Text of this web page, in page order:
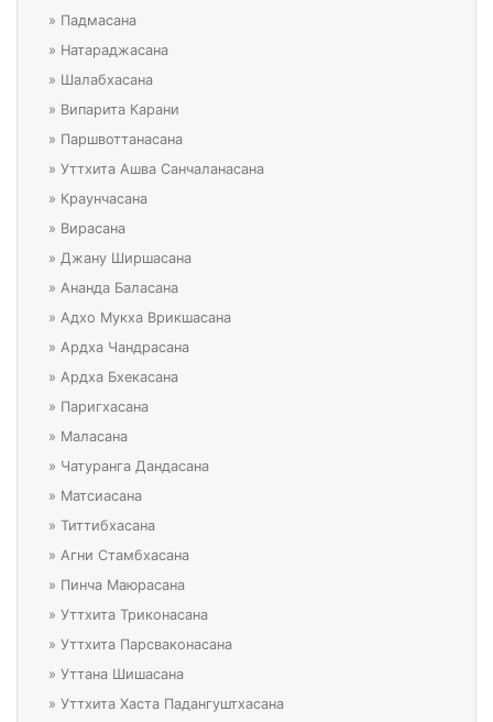
» Падмасана
» Натараджасана
» Шалабхасана
» Випарита Карани
» Паршвоттанасана
» Уттхита Ашва Санчаланасана
» Краунчасана
» Вирасана
» Джану Ширшасана
» Ананда Баласана
» Адхо Мукха Врикшасана
» Ардха Чандрасана
» Ардха Бхекасана
» Паригхасана
» Маласана
» Чатуранга Дандасана
» Матсиасана
» Титтибхасана
» Агни Стамбхасана
» Пинча Маюрасана
» Уттхита Триконасана
» Уттхита Парсваконасана
» Уттана Шишасана
» Уттхита Хаста Падангуштхасана